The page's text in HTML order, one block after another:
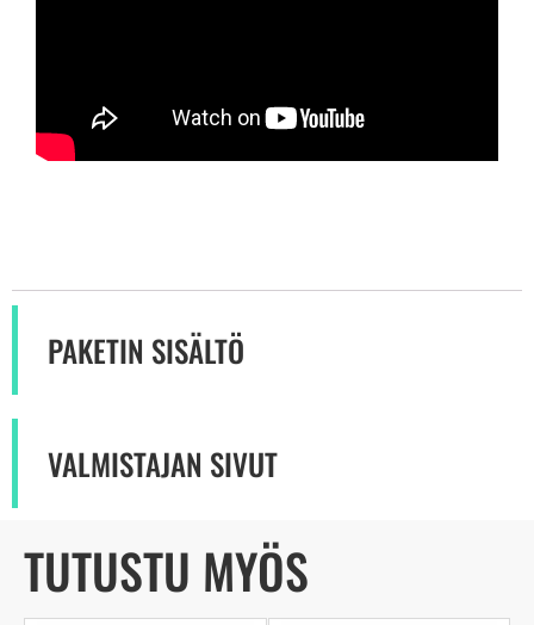
PAKETIN SISÄLTÖ
VALMISTAJAN SIVUT
TUTUSTU MYÖS